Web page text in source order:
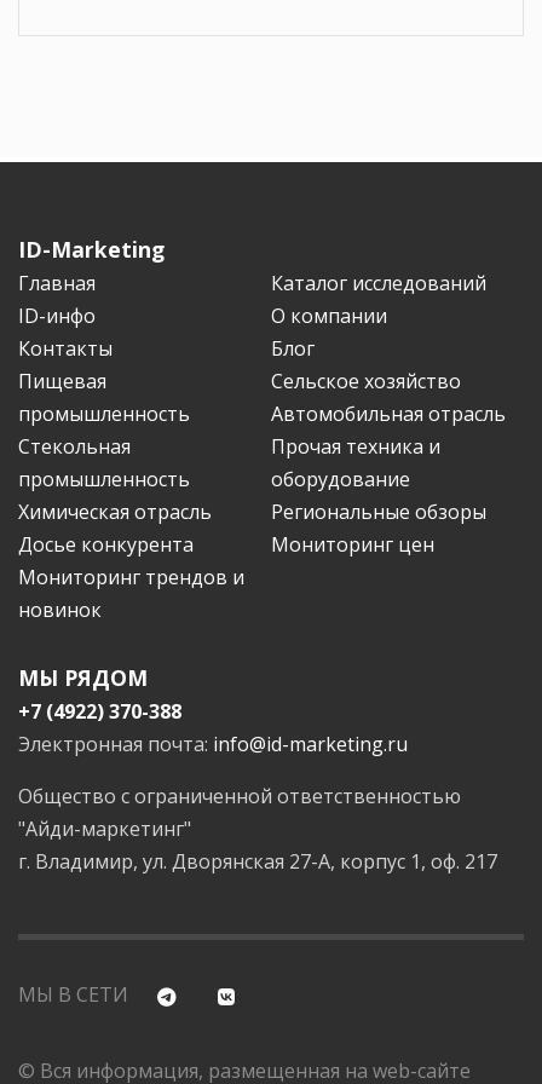
ID-Marketing
Главная
Каталог исследований
ID-инфо
О компании
Контакты
Блог
Пищевая
промышленность
Сельское хозяйство
Автомобильная отрасль
Стекольная
промышленность
Прочая техника и
оборудование
Химическая отрасль
Региональные обзоры
Досье конкурента
Мониторинг цен
Мониторинг трендов и
новинок
МЫ РЯДОМ
+7 (4922) 370-388
Электронная почта: info@id-marketing.ru
Общество с ограниченной ответственностью
"Айди-маркетинг"
г. Владимир, ул. Дворянская 27-А, корпус 1, оф. 217
МЫ В СЕТИ
© Вся информация, размещенная на web-сайте